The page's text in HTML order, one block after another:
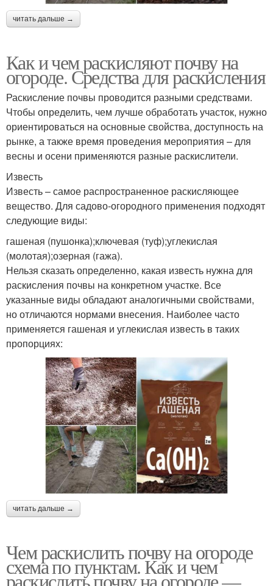
читать дальше →
Как и чем раскисляют почву на
огороде. Средства для раскисления
Раскисление почвы проводится разными средствами.
Чтобы определить, чем лучше обработать участок, нужно
ориентироваться на основные свойства, доступность на
рынке, а также время проведения мероприятия – для
весны и осени применяются разные раскислители.
Известь
Известь – самое распространенное раскисляющее
вещество. Для садово-огородного применения подходят
следующие виды:
гашеная (пушонка);ключевая (туф);углекислая
(молотая);озерная (гажа).
Нельзя сказать определенно, какая известь нужна для
раскисления почвы на конкретном участке. Все
указанные виды обладают аналогичными свойствами,
но отличаются нормами внесения. Наиболее часто
применяется гашеная и углекислая известь в таких
пропорциях:
читать дальше →
Чем раскислить почву на огороде
схема по пунктам. Как и чем